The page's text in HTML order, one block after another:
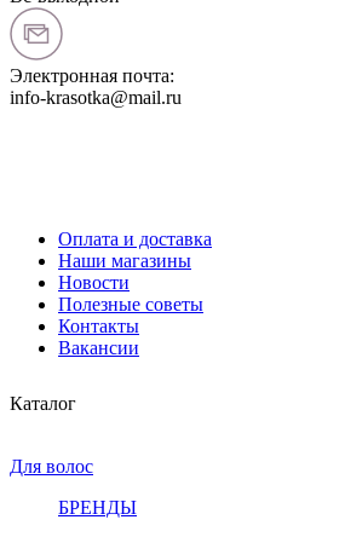
Электронная почта:
info-krasotka@mail.ru
Оплата и доставка
Наши магазины
Новости
Полезные советы
Контакты
Вакансии
Каталог
Для волос
БРЕНДЫ